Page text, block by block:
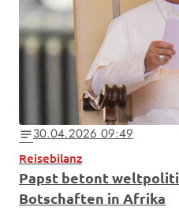
notes30.04.2026 09:49
Reisebilanz
Papst betont
Botschaften in Afrika